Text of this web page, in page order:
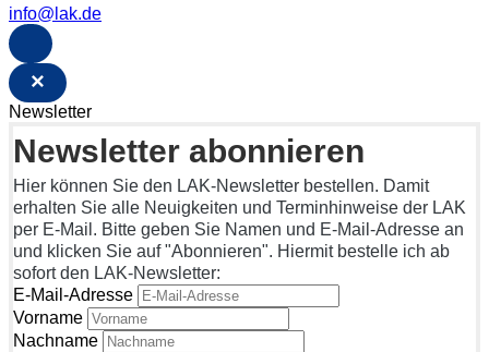
info@lak.de
×
Newsletter
Newsletter abonnieren
Hier können Sie den LAK-Newsletter bestellen. Damit
erhalten Sie alle Neuigkeiten und Terminhinweise der LAK
per E-Mail. Bitte geben Sie Namen und E-Mail-Adresse an
und klicken Sie auf "Abonnieren". Hiermit bestelle ich ab
sofort den LAK-Newsletter:
E-Mail-Adresse
Vorname
Nachname